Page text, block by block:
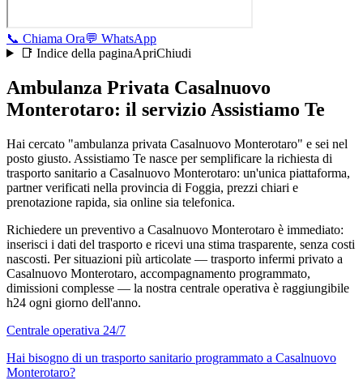
📞 Chiama Ora💬 WhatsApp
📑 Indice della paginaApriChiudi
Ambulanza Privata Casalnuovo
Monterotaro: il servizio Assistiamo Te
Hai cercato "ambulanza privata Casalnuovo Monterotaro" e sei nel
posto giusto. Assistiamo Te nasce per semplificare la richiesta di
trasporto sanitario a Casalnuovo Monterotaro: un'unica piattaforma,
partner verificati nella provincia di Foggia, prezzi chiari e
prenotazione rapida, sia online sia telefonica.
Richiedere un preventivo a Casalnuovo Monterotaro è immediato:
inserisci i dati del trasporto e ricevi una stima trasparente, senza costi
nascosti. Per situazioni più articolate — trasporto infermi privato a
Casalnuovo Monterotaro, accompagnamento programmato,
dimissioni complesse — la nostra centrale operativa è raggiungibile
h24 ogni giorno dell'anno.
Centrale operativa 24/7
Hai bisogno di un trasporto sanitario programmato a Casalnuovo
Monterotaro?